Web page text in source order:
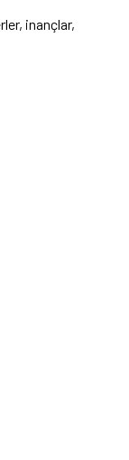
inançlar,